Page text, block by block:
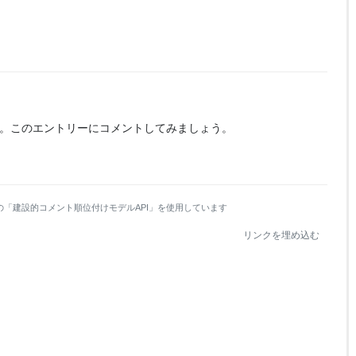
このエントリーにコメントしてみましょう。
建設的コメント順位付けモデルAPI」を使用しています
リンクを埋め込む